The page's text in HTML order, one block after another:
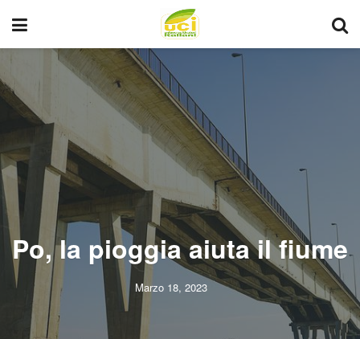
Po, la pioggia aiuta il fiume
Marzo 18, 2023